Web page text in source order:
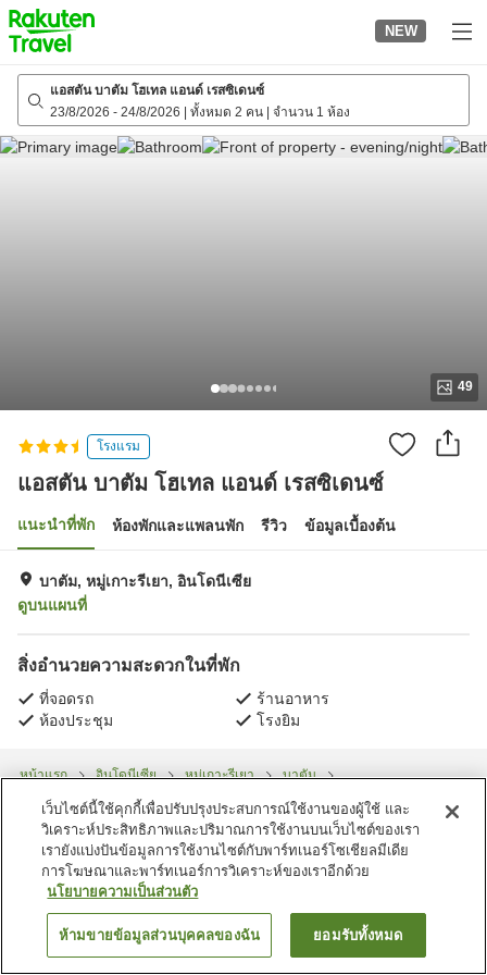
to
top
page
NEW
แอสตัน บาตัม โฮเทล แอนด์ เรสซิเดนซ์
23/8/2026 - 24/8/2026 ทั้งหมด 2 คน จำนวน 1 ห้อง
49
โรงแรม
แอสตัน บาตัม โฮเทล แอนด์ เรสซิเดนซ์
แนะนำที่พัก ห้องพักและแพลนพัก รีวิว ข้อมูลเบื้องต้น
บาตัม, หมู่เกาะรีเยา, อินโดนีเซีย
ดูบนแผนที่
สิ่งอำนวยความสะดวกในที่พัก
ที่จอดรถ
ร้านอาหาร
ห้องประชุม
โรงยิม
หน้าแรก อินโดนีเซีย หมู่เกาะรีเยา
บาตัม
แอสตัน บาตัม โฮเทล แอนด์ เรสซิเดนซ์
ค้นหาห้องพัก
เว็บไซต์นี้ใช้คุกกี้เพื่อปรับปรุงประสบการณ์ใช้งานของผู้ใช้ และ
วิเคราะห์ประสิทธิภาพและปริมาณการใช้งานบนเว็บไซต์ของเรา
เรายังแบ่งปันข้อมูลการใช้งานไซต์กับพาร์ทเนอร์โซเชียลมีเดีย
การโฆษณาและพาร์ทเนอร์การวิเคราะห์ของเราอีกด้วย
นโยบายความเป็นส่วนตัว
ห้ามขายข้อมูลส่วนบุคคลของฉัน ยอมรับทั้งหมด